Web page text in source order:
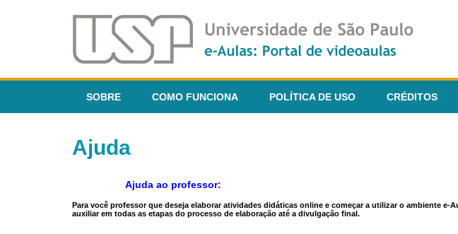
SOBRE COMO FUNCIONA POLÍTICA DE USO CRÉDITOS
Ajuda
Ajuda ao professor:
Para você professor que deseja elaborar atividades didáticas online e começar a utilizar o ambiente e-
auxiliar em todas as etapas do processo de elaboração até a divulgação final.